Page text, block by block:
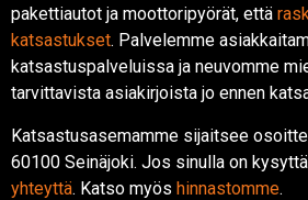
pakettiautot ja moottoripyörät, että
katsastukset. Palvelemme
katsastuspalveluissa ja neuvomme
tarvittavista asiakirjoista jo ennen
Katsastusasemamme sijaitsee
60100 Seinäjoki. Jos sinulla on
yhteyttä. Katso myös hinnastomme.